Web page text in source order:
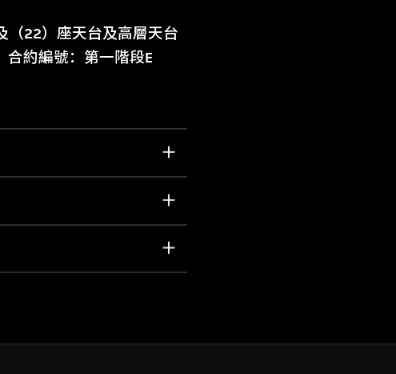
（22）座天台及高層天台
約編號：第一階段E